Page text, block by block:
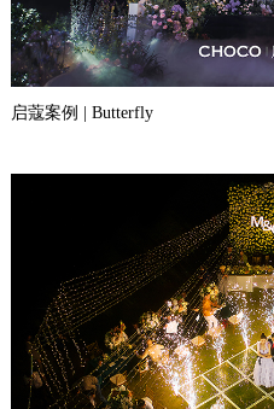
启蔻案例 | Butterfly